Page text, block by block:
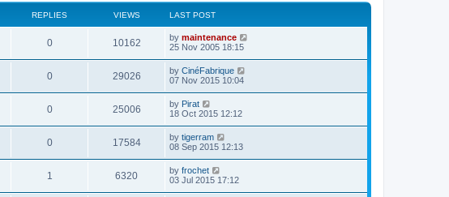
REPLIES VIEWS LAST POST
0 10162 by maintenance
25 Nov 2005 18:15
0 29026 by CinéFabrique
07 Nov 2015 10:04
0 25006 by Pirat
18 Oct 2015 12:12
0 17584 by tigerram
08 Sep 2015 12:13
1 6320 by frochet
03 Jul 2015 17:12